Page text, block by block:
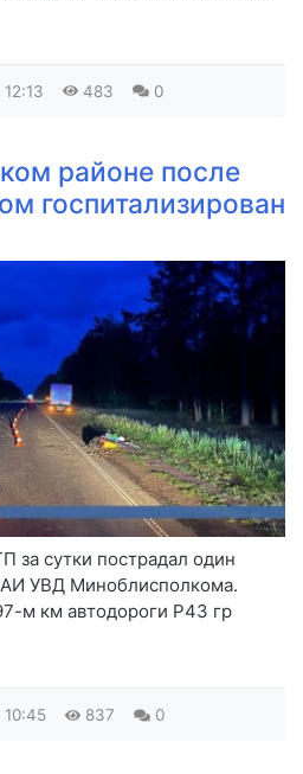
12:13 483 0
районе после
госпитализирован
за сутки пострадал один
УВД Миноблисполкома.
м км автодороги Р43 гр
10:45 837 0